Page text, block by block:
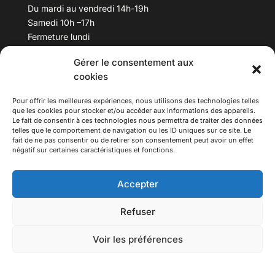
Gérer le consentement aux
cookies
Pour offrir les meilleures expériences, nous utilisons des technologies telles
que les cookies pour stocker et/ou accéder aux informations des appareils.
Le fait de consentir à ces technologies nous permettra de traiter des données
telles que le comportement de navigation ou les ID uniques sur ce site. Le
fait de ne pas consentir ou de retirer son consentement peut avoir un effet
négatif sur certaines caractéristiques et fonctions.
Accepter
Refuser
Voir les préférences
Du mardi au vendredi 14h-19h
Samedi 10h –17h
Fermeture lundi
Téléphone : 04 78 53 06 40
maisondesculturesasiatiques@asiexpo.com
Tous droits réservés.